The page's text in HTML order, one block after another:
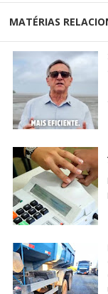
MATÉRIAS